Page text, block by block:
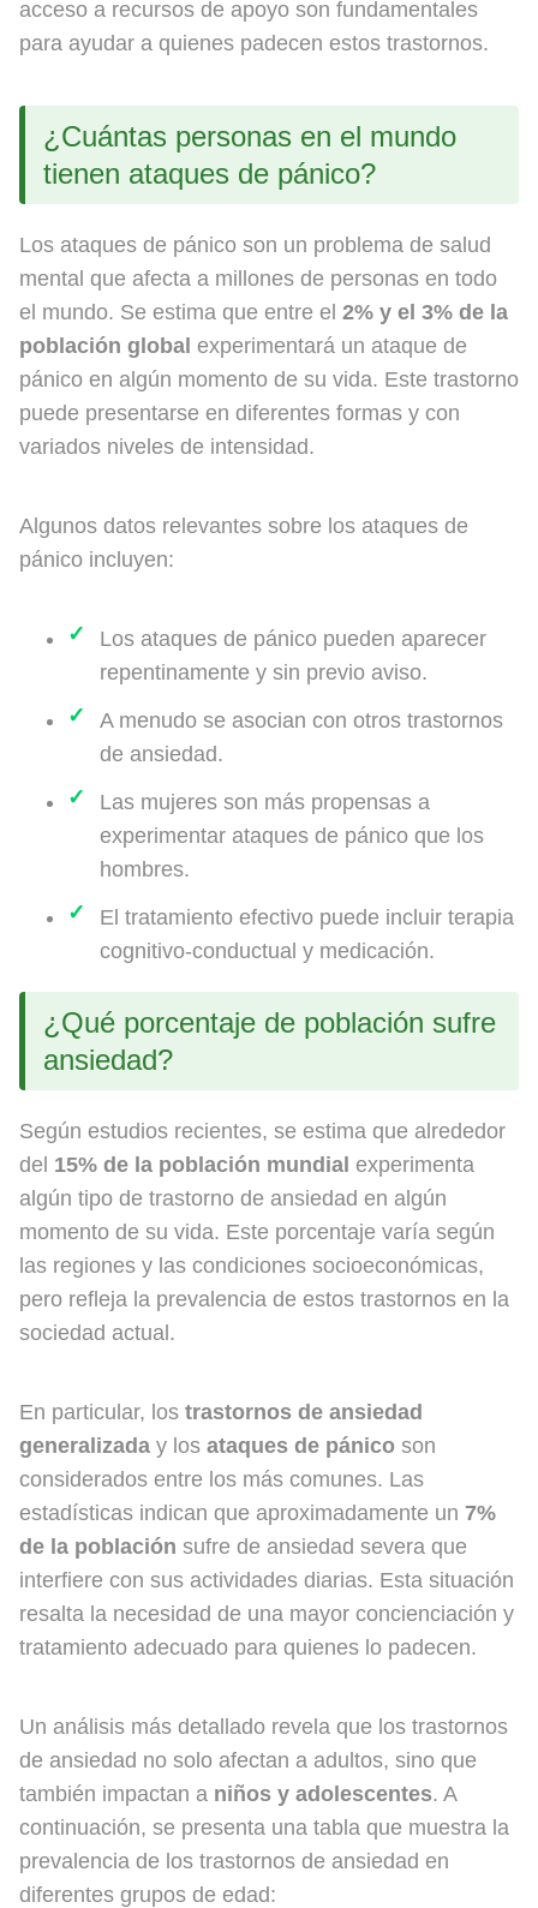
acceso a recursos de apoyo son fundamentales
para ayudar a quienes padecen estos trastornos.
¿Cuántas personas en el mundo
tienen ataques de pánico?
Los ataques de pánico son un problema de salud
mental que afecta a millones de personas en todo
el mundo. Se estima que entre el 2% y el 3% de la
población global experimentará un ataque de
pánico en algún momento de su vida. Este trastorno
puede presentarse en diferentes formas y con
variados niveles de intensidad.
Algunos datos relevantes sobre los ataques de
pánico incluyen:
Los ataques de pánico pueden aparecer
repentinamente y sin previo aviso.
A menudo se asocian con otros trastornos
de ansiedad.
Las mujeres son más propensas a
experimentar ataques de pánico que los
hombres.
El tratamiento efectivo puede incluir terapia
cognitivo-conductual y medicación.
¿Qué porcentaje de población sufre
ansiedad?
Según estudios recientes, se estima que alrededor
del 15% de la población mundial experimenta
algún tipo de trastorno de ansiedad en algún
momento de su vida. Este porcentaje varía según
las regiones y las condiciones socioeconómicas,
pero refleja la prevalencia de estos trastornos en la
sociedad actual.
En particular, los trastornos de ansiedad
generalizada y los ataques de pánico son
considerados entre los más comunes. Las
estadísticas indican que aproximadamente un 7%
de la población sufre de ansiedad severa que
interfiere con sus actividades diarias. Esta situación
resalta la necesidad de una mayor concienciación y
tratamiento adecuado para quienes lo padecen.
Un análisis más detallado revela que los trastornos
de ansiedad no solo afectan a adultos, sino que
también impactan a niños y adolescentes. A
continuación, se presenta una tabla que muestra la
prevalencia de los trastornos de ansiedad en
diferentes grupos de edad: